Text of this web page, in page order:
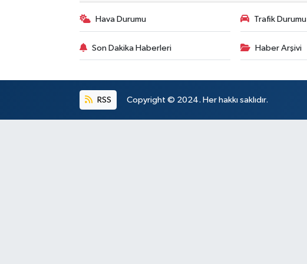
Hava Durumu Trafik Durumu
Son Dakika Haberleri Haber Arşivi
RSS Copyright © 2024. Her hakkı saklıdır.